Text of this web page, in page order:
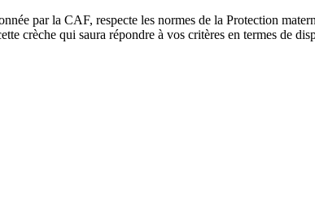
par la CAF, respecte les normes de la Protection
crèche qui saura répondre à vos critères en termes de